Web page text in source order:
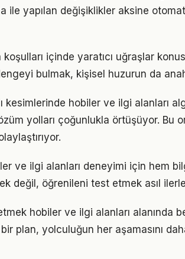
ile yapılan değişiklikler aksine
içinde yaratıcı uğraşlar
bulmak, kişisel huzurun da
kesimlerinde hobiler ve ilgi alanları
yolları çoğunlukla örtüşüyor. Bu
ve ilgi alanları deneyimi için hem
değil, öğrenileni test etmek asıl
hobiler ve ilgi alanları alanında
plan, yolculuğun her aşamasını